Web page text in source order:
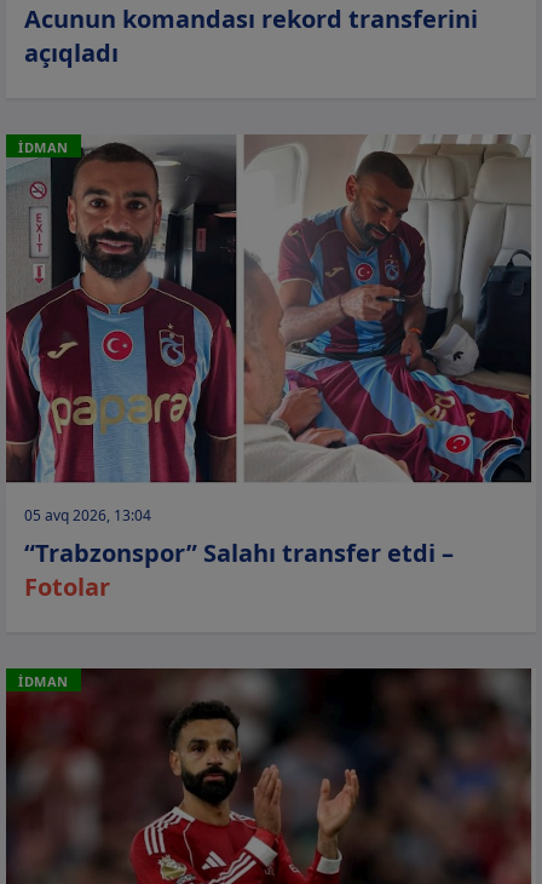
Acunun komandası rekord transferini
açıqladı
İDMAN
05 avq 2026, 13:04
“Trabzonspor” Salahı transfer etdi –
Fotolar
İDMAN